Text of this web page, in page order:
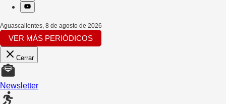
Aguascalientes, 8 de agosto de 2026
VER MÁS PERIÓDICOS
Cerrar
Newsletter